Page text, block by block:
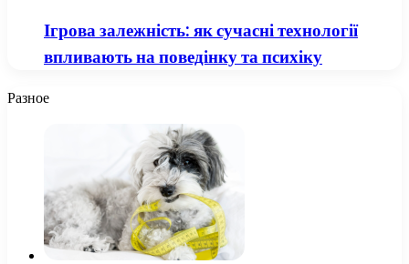
Ігрова залежність: як сучасні технології
впливають на поведінку та психіку
Разное